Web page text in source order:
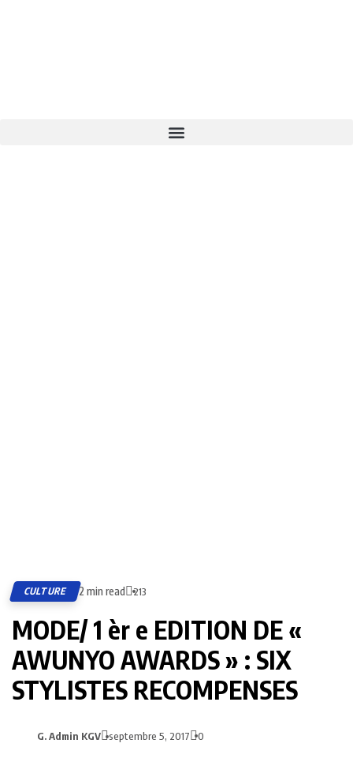
CULTURE 2 min read 213
MODE/ 1 èr e EDITION DE «
AWUNYO AWARDS » : SIX
STYLISTES RECOMPENSES
G. Admin KGV septembre 5, 2017 0